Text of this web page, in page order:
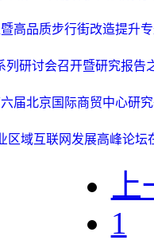
高品质步行街改造提升
列研讨会召开暨研究报
届北京国际商贸中心研
区域互联网发展高峰论坛
1